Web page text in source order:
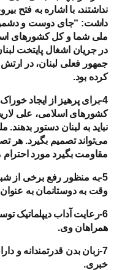
نداشتند، با اشاره به فتح
داشت: “جای دوست و دشمن
ملی شما و کل کشورهای
در جریان اشغال پایتخت
جمهور فعلی لبنان، در
کرده بود.
4-برای پرهیز از ایجاد
کشورهای اسلامی، علی
نباید به لبنان دستور
می‌تواند تصمیم بگیرد. هر
مقاومت بگیرد مورد
5-به منظور رفع برخی از
وقت به دوستانمان به عنوان
6-رعایت آداب دیپلماتیک
همراهان وی.
7-زبان بدن قدرتمندانه
خبری.